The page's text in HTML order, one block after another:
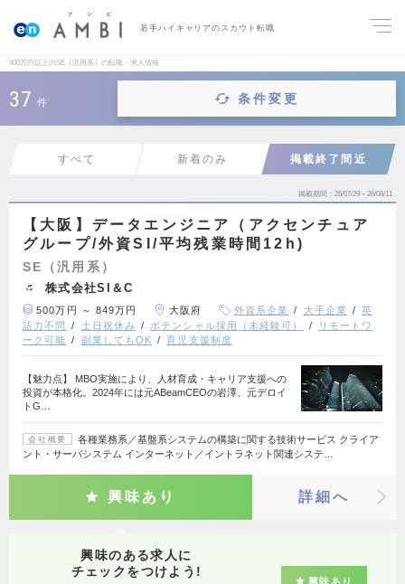
若手ハイキャリアのスカウト転職
400万円以上のSE（汎用系）の転職・求人情報
37 件 条件変更
すべて 新着のみ 掲載終了間近
掲載期間 26/07/29～26/08/11
【大阪】データエンジニア（アクセンチュア
グループ/外資SI/平均残業時間12h)
SE（汎用系）
株式会社SI＆C
500万円 ～ 849万円 大阪府 外資系企業 大手企業
英
語力不問
土日祝休み ポテンシャル採用（未経験可）
リモートワ
ーク可能
副業してもOK 育児支援制度
【魅力点】 MBO実施により、人材育成・キャリア支援への
投資が本格化。2024年には元ABeamCEOの岩澤、元デロイ
トG…
会社概要
各種業務系／基盤系システムの構築に関する技術サービス クライア
ント・サーバシステム インターネット／イントラネット関連システ…
興味あり 詳細へ
興味のある求人に
チェックをつけよう!
興味あり